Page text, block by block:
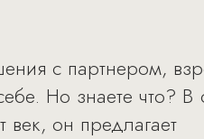
с партнером,
Но знаете что? В
он предлагает